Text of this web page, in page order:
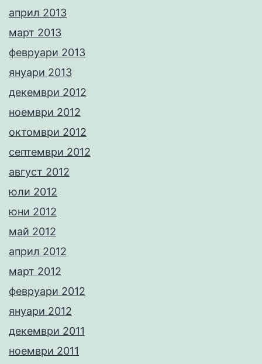
април 2013
март 2013
февруари 2013
януари 2013
декември 2012
ноември 2012
октомври 2012
септември 2012
август 2012
юли 2012
юни 2012
май 2012
април 2012
март 2012
февруари 2012
януари 2012
декември 2011
ноември 2011